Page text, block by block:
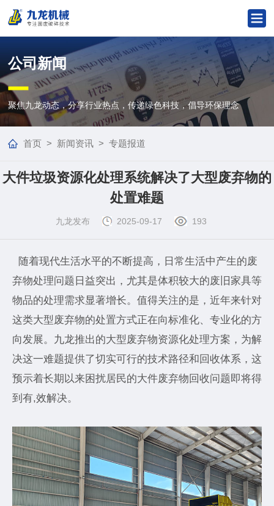
公司新闻
聚焦九龙动态，分享行业热点，传递绿色科技，倡导环保理念
首页 > 新闻资讯 > 专题报道
大件垃圾资源化处理系统解决了大型废弃物的
处置难题
九龙发布 2025-09-17 193
随着现代生活水平的不断提高，日常生活中产生的废
弃物处理问题日益突出，尤其是体积较大的废旧家具等
物品的处理需求显著增长。值得关注的是，近年来针对
这类大型废弃物的处置方式正在向标准化、专业化的方
向发展。九龙推出的大型废弃物资源化处理方案，为解
决这一难题提供了切实可行的技术路径和回收体系，这
预示着长期以来困扰居民的大件废弃物回收问题即将得
到有,效解决。